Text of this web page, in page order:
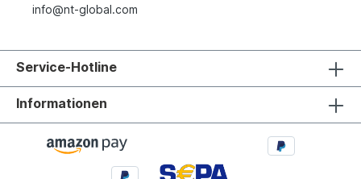
info@nt-global.com
Service-Hotline
Informationen